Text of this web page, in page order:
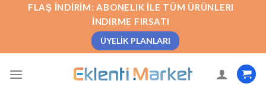
FLAŞ İNDIRIM: ABONELIK İLE TÜM ÜRÜNLERI
İNDIRME FIRSATI
ÜYELIK PLANLARI